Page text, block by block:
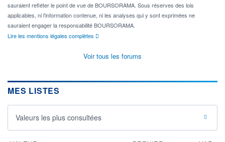
sauraient refléter le point de vue de BOURSORAMA. Sous réserves des lois
applicables, ni l'information contenue, ni les analyses qui y sont exprimées ne
sauraient engager la responsabilité BOURSORAMA.
Lire les mentions légales complètes
Voir tous les forums
MES LISTES
Valeurs les plus consultées